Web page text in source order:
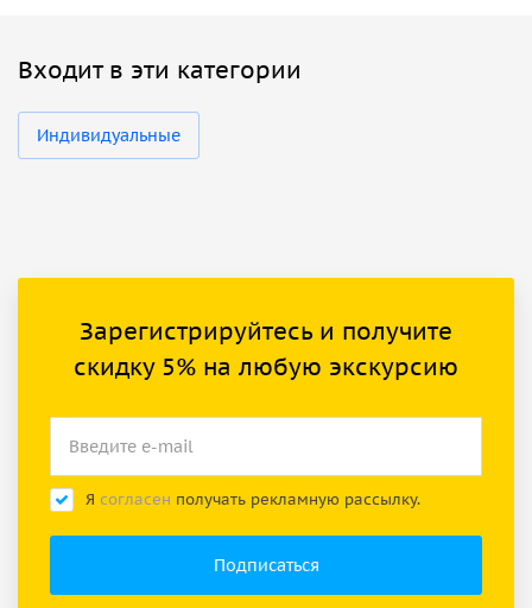
Входит в эти категории
Индивидуальные
Зарегистрируйтесь и получите
скидку 5% на любую экскурсию
Я согласен получать рекламную рассылку.